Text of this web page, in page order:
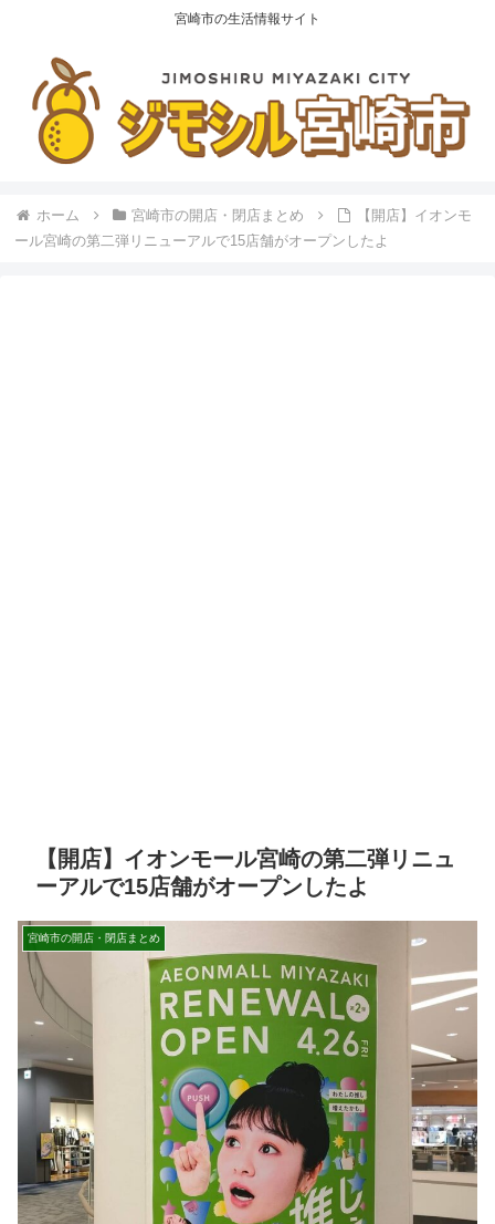
宮崎市の生活情報サイト
ホーム 宮崎市の開店・閉店まとめ
【開店】イオンモ
ール宮崎の第二弾リニューアルで15店舗がオープンしたよ
【開店】イオンモール宮崎の第二弾リニュ
ーアルで15店舗がオープンしたよ
宮崎市の開店・閉店まとめ